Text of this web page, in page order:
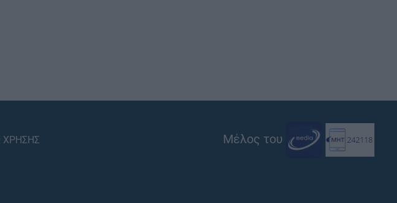
ΧΡΗΣΗΣ
Μέλος του